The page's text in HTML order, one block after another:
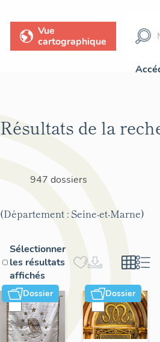
Vue
cartographique
Résultats de la
947 dossiers
(Département : Seine-et-Marne)
Sélectionner
les résultats
affichés
Dossier Dossier